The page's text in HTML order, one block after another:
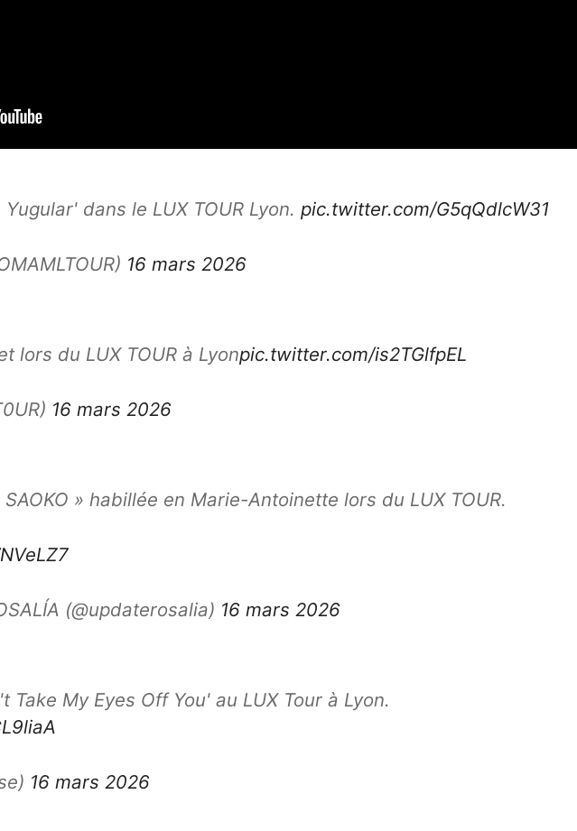
dans le LUX TOUR Lyon. pic.twitter.com/G5qQdlcW31
16 mars 2026
lors du LUX TOUR à Lyonpic.twitter.com/is2TGlfpEL
16 mars 2026
» habillée en Marie-Antoinette lors du LUX TOUR.
(@updaterosalia) 16 mars 2026
Take My Eyes Off You' au LUX Tour à Lyon.
16 mars 2026